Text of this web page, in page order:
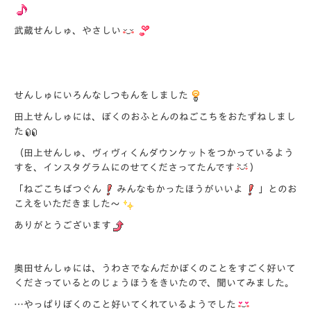
武蔵せんしゅ、やさしい
せんしゅにいろんなしつもんをしました
田上せんしゅには、ぼくのおふとんのねごこちをおたずねしまし
た
（田上せんしゅ、ヴィヴィくんダウンケットをつかっているよう
すを、インスタグラムにのせてくださってたんです
）
「ねごこちばつぐん みんなもかったほうがいいよ
」とのお
こえをいただきました～
ありがとうございます
奥田せんしゅには、うわさでなんだかぼくのことをすごく好いて
くださっているとのじょうほうをきいたので、聞いてみました。
…やっぱりぼくのこと好いてくれているようでした